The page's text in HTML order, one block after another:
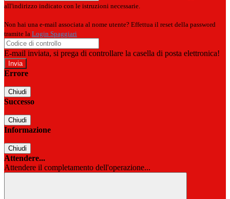
all'indirizzo indicato con le istruzioni necessarie.
Non hai una e-mail associata al nome utente? Effettua il reset della password
tramite la Login Spaggiari
E-mail inviata, si prega di controllare la casella di posta elettronica!
Errore
Chiudi
Successo
Chiudi
Informazione
Chiudi
Attendere...
Attendere il completamento dell'operazione...